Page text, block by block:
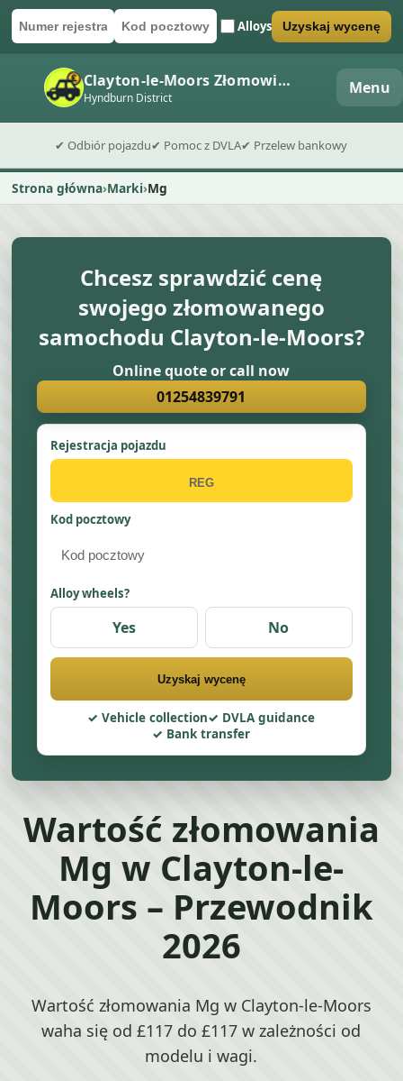
Numer rejestracyjny
Kod pocztowyAlloys
Wyślij formularz wyceny Uzyskaj wycenę
Clayton-le-Moors Złomowisko
Hyndburn District Menu
✔ Odbiór pojazdu✔ Pomoc z DVLA✔ Przelew bankowy
Strona główna Marki Mg
Chcesz sprawdzić cenę
swojego złomowanego
samochodu Clayton-le-Moors?
Online quote or call now
01254839791
Rejestracja pojazdu
Kod pocztowy
Alloy wheels?
Yes No
Uzyskaj wycenę
Vehicle collection
DVLA guidance
Bank transfer
Wartość złomowania
Mg w Clayton-le-
Moors – Przewodnik
2026
Wartość złomowania Mg w Clayton-le-Moors
waha się od £117 do £117 w zależności od
modelu i wagi.